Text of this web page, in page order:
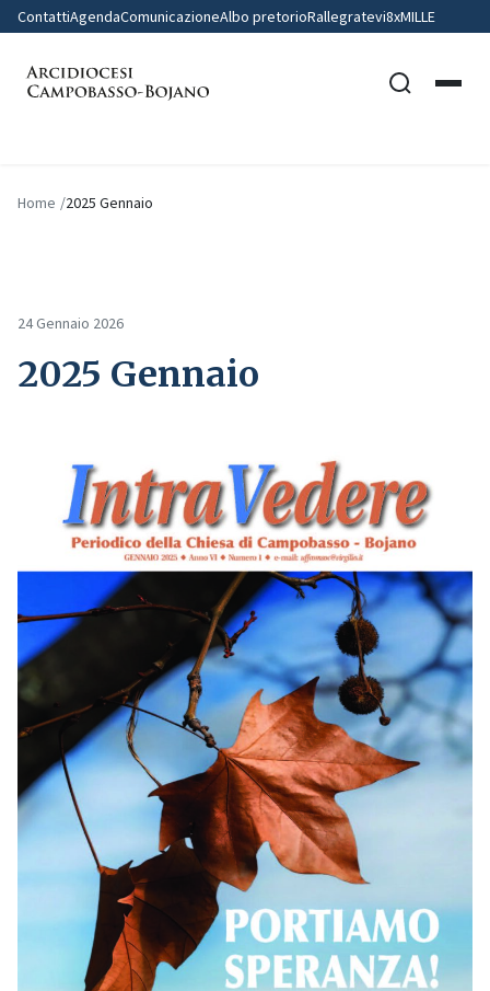
ContattiAgendaComunicazioneAlbo pretorioRallegratevi8xMILLE
Home 2025 Gennaio
24 Gennaio 2026
2025 Gennaio